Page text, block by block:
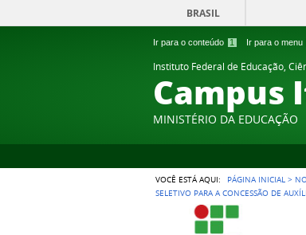
Ir para o conteúdo 1 Ir para o menu
BRASIL
Instituto Federal de Educação,
MINISTÉRIO DA EDUCAÇÃO
VOCÊ ESTÁ AQUI: PÁGINA INICIAL >
SELETIVO PARA A CONCESSÃO DE